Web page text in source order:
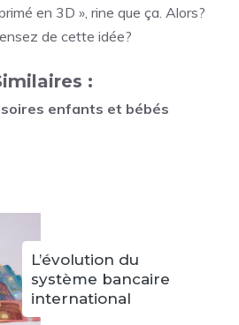
en 3D », rine que ça. Alors?
de cette idée?
:
enfants et bébés
L’évolution du
système bancaire
international